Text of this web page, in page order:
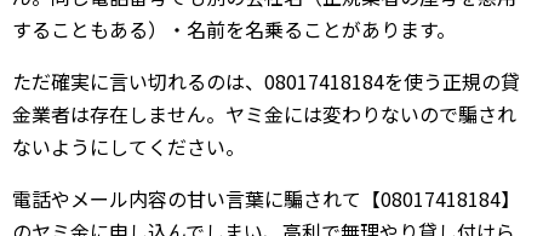
することもある）・名前を名乗ることがあります。
ただ確実に言い切れるのは、08017418184を使う正規の貸
金業者は存在しません。ヤミ金には変わりないので騙され
ないようにしてください。
電話やメール内容の甘い言葉に騙されて【08017418184】